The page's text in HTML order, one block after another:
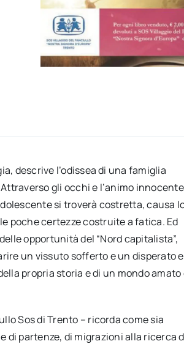
descrive l’odissea di una famiglia
gli occhi e l’animo innocente
si troverà costretta, causa
poche certezze costruite a fatica. Ed
opportunità del “Nord capitalista”,
un vissuto sofferto e un disperato e
propria storia e di un mondo amato
Sos di Trento – ricorda come sia
di partenze, di migrazioni alla ricerca